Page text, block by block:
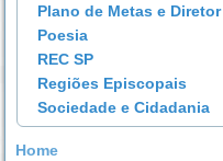
Plano de Metas e Diretor
Poesia
REC SP
Regiões Episcopais
Sociedade e Cidadania
Home